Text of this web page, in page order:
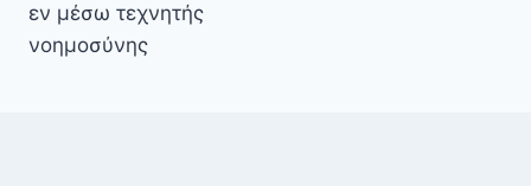
εν μέσω τεχνητής
νοημοσύνης